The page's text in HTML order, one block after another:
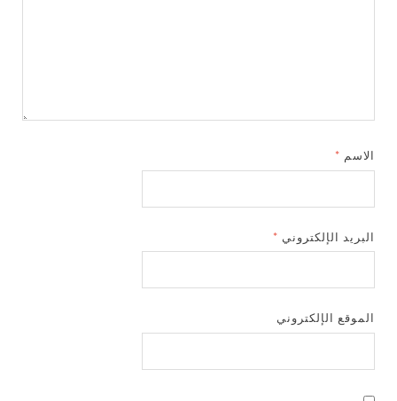
الاسم *
البريد الإلكتروني *
الموقع الإلكتروني